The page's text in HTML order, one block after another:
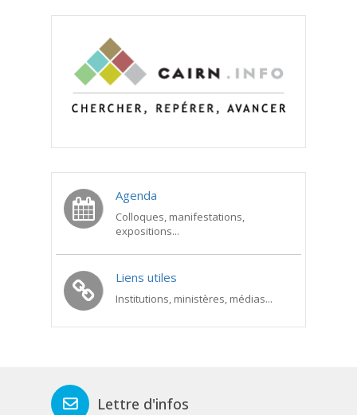
Agenda
Colloques, manifestations,
expositions...
Liens utiles
Institutions, ministères, médias...
Lettre d'infos